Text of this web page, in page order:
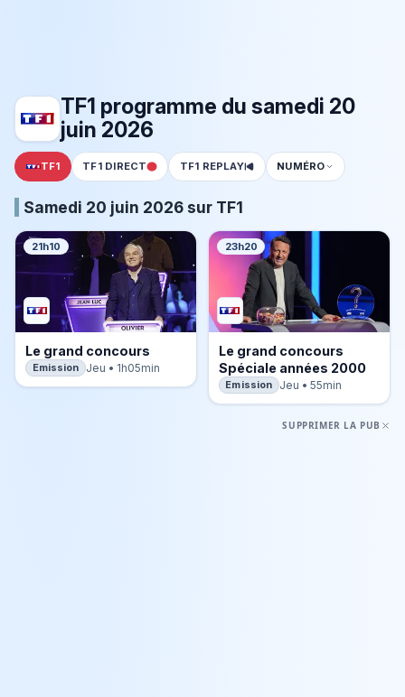
TF1 programme du samedi 20
juin 2026
TF1 TF1 DIRECT TF1 REPLAY NUMÉRO
Samedi 20 juin 2026 sur TF1
21h10
Le grand concours
Emission Jeu • 1h05min
23h20
Le grand concours
Spéciale années 2000
Emission Jeu • 55min
SUPPRIMER LA PUB